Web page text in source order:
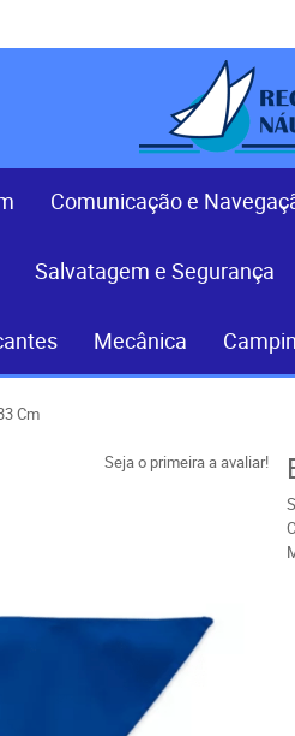
Comunicação e
Salvatagem e Segurança
Mecânica
Cm
Seja o primeira a avaliar!